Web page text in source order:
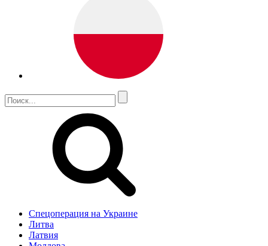
Спецоперация на Украине
Литва
Латвия